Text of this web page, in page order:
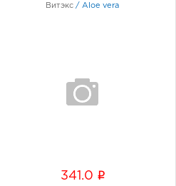
Витэкс / Aloe vera
341.0 i